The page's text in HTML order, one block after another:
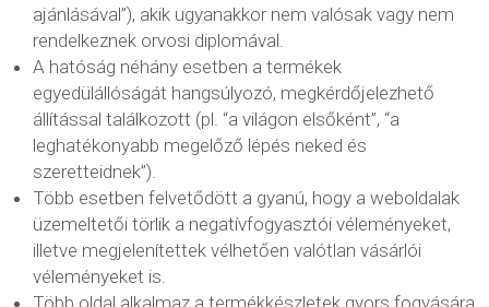
ajánlásával”), akik ugyanakkor nem valósak vagy nem
rendelkeznek orvosi diplomával.
A hatóság néhány esetben a termékek
egyedülállóságát hangsúlyozó, megkérdőjelezhető
állítással találkozott (pl. “a világon elsőként”, “a
leghatékonyabb megelőző lépés neked és
szeretteidnek”).
Több esetben felvetődött a gyanú, hogy a weboldalak
üzemeltetői törlik a negatívfogyasztói véleményeket,
illetve megjelenítettek vélhetően valótlan vásárlói
véleményeket is.
Több oldal alkalmaz a termékkészletek gyors fogyására